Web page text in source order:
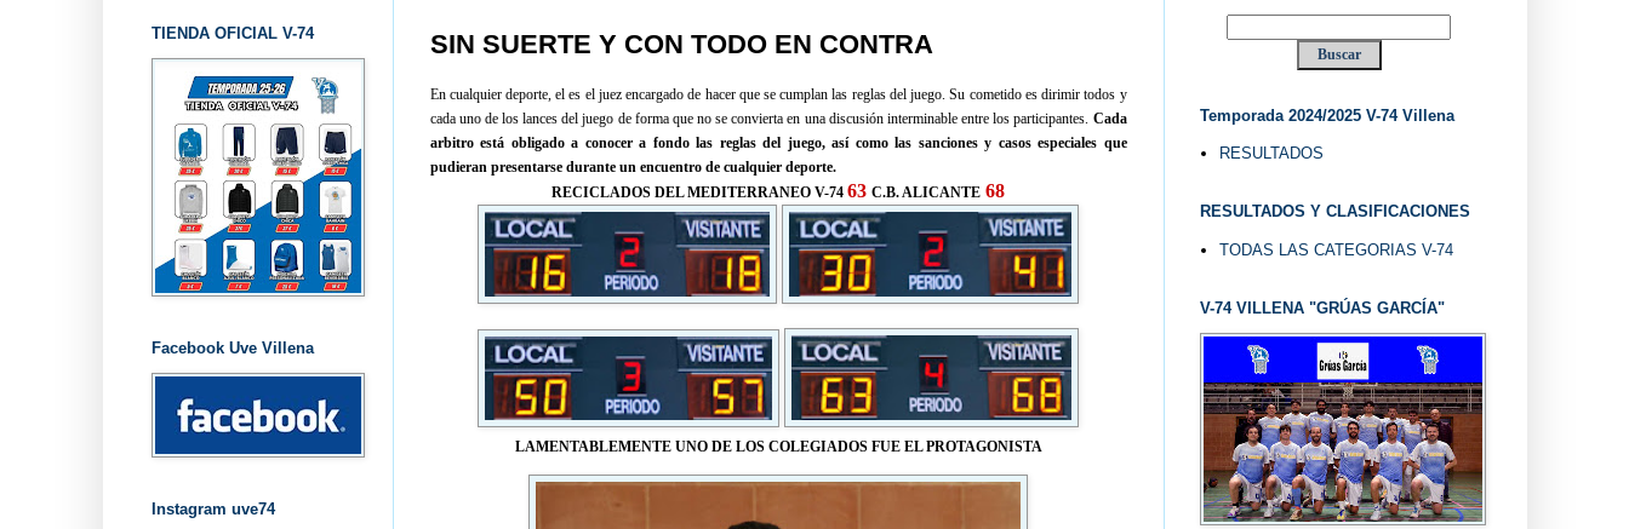
SIN SUERTE Y CON TODO EN CONTRA
En cualquier deporte, el es el juez encargado de hacer que se cumplan las reglas del juego. Su cometido es dirimir todos y
cada uno de los lances del juego de forma que no se convierta en una discusión interminable entre los participantes. Cada
arbitro está obligado a conocer a fondo las reglas del juego, así como las sanciones y casos especiales que
pudieran presentarse durante un encuentro de cualquier deporte.
RECICLADOS DEL MEDITERRANEO V-74 63 C.B. ALICANTE 68
LAMENTABLEMENTE UNO DE LOS COLEGIADOS FUE EL PROTAGONISTA
TIENDA OFICIAL V-74
Facebook Uve Villena
Instagram uve74
Temporada 2024/2025 V-74 Villena
RESULTADOS
RESULTADOS Y CLASIFICACIONES
TODAS LAS CATEGORIAS V-74
V-74 VILLENA "GRÚAS GARCÍA"